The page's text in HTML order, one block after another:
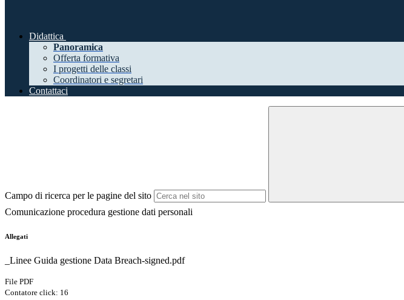
Didattica
Panoramica
Offerta formativa
I progetti delle classi
Coordinatori e segretari
Contattaci
Campo di ricerca per le pagine del sito
Comunicazione procedura gestione dati personali
Allegati
_Linee Guida gestione Data Breach-signed.pdf
File PDF
Contatore click: 16